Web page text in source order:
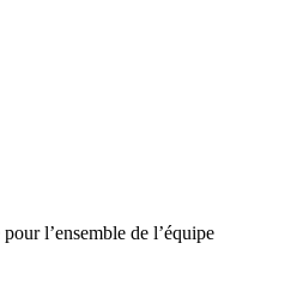
l’ensemble de l’équipe